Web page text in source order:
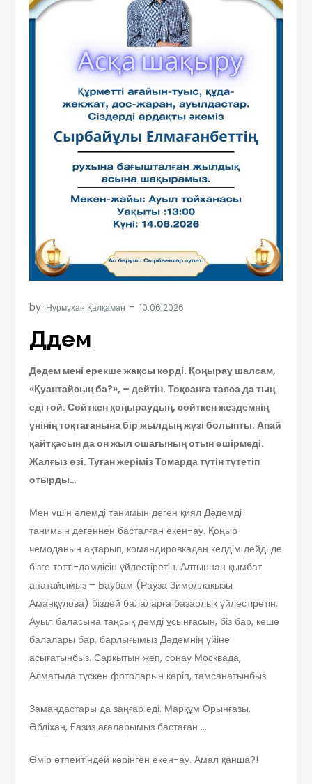
by: Нұрмұхан Қалқаман
Дәдем
Дәдем мені ерекше жақсы көрді. Қоңырау шалсам,
«Қуантайсың ба?», – дейтін. Тоқсанға таяса да тың
еді ғой. Сөйткен қоңыраудың, сөйткен жездемнің
үнінің тоқтағанына бір жылдың жүзі болыпты. Апай
қайтқасын да он жыл ошағының отын өшірмеді.
Жалғыз өзі. Туған жеріміз Томарда түтін түтетіп
отырды…
Мен үшін әлемді танимын деген қиял Дәдемді
танимын дегеннен басталған екен-ау. Қоңыр
чемоданын ақтарып, командировкадан келдім дейді де
бізге тәтті-дәмдісін үйлестіретін. Алтыннан қымбат
апатайымыз – Баубам (Рауза Зимоллақызы
Аманқұлова) біздей балаларға базарлық үйлестіретін.
Ауыл баласына таңсық дәмді ұсынғасын, біз бар, көше
балалары бар, барлығымыз Дәдемнің үйіне
асығатынбыз. Сарқытын жеп, сонау Москвада,
Алматыда түскен фотоларын көріп, тамсанатынбыз.
Замандастары да заңғар еді. Марқұм Орынғазы,
Әбдіхан, Ғазиз ағаларымыз бастаған …
Өмір өтпейтіндей көрінген екен-ау. Амал қанша?!